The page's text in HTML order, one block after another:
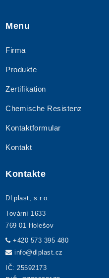
Menu
Firma
Produkte
Zertifikation
Chemische Resistenz
Kontaktformular
Kontakt
Kontakte
DLplast, s.r.o.
Tovární 1633
769 01 Holešov
+420 573 395 480
info@dlplast.cz
IČ: 25592173